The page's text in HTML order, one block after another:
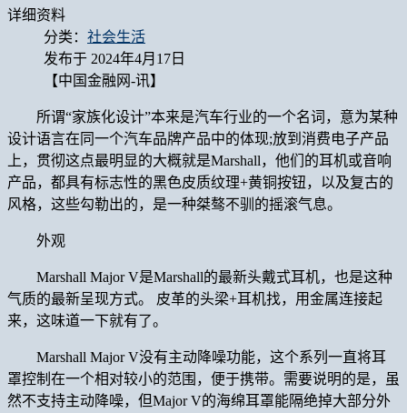
详细资料
分类： 社会生活
发布于 2024年4月17日
【中国金融网-讯】
所谓“家族化设计”本来是汽车行业的一个名词，意为某种
设计语言在同一个汽车品牌产品中的体现;放到消费电子产品
上，贯彻这点最明显的大概就是Marshall，他们的耳机或音响
产品，都具有标志性的黑色皮质纹理+黄铜按钮，以及复古的
风格，这些勾勒出的，是一种桀骜不驯的摇滚气息。
外观
Marshall Major V是Marshall的最新头戴式耳机，也是这种
气质的最新呈现方式。 皮革的头梁+耳机找，用金属连接起
来，这味道一下就有了。
Marshall Major V没有主动降噪功能，这个系列一直将耳
罩控制在一个相对较小的范围，便于携带。需要说明的是，虽
然不支持主动降噪，但Major V的海绵耳罩能隔绝掉大部分外